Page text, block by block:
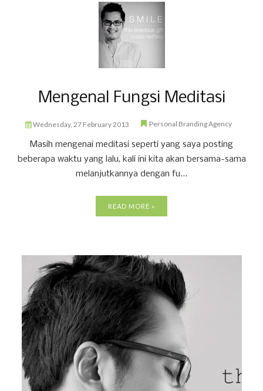
Mengenal Fungsi Meditasi
Wednesday, 27 February 2013 Personal Branding Agency
Masih mengenai meditasi seperti yang saya posting
beberapa waktu yang lalu, kali ini kita akan bersama-sama
melanjutkannya dengan fu...
READ MORE »